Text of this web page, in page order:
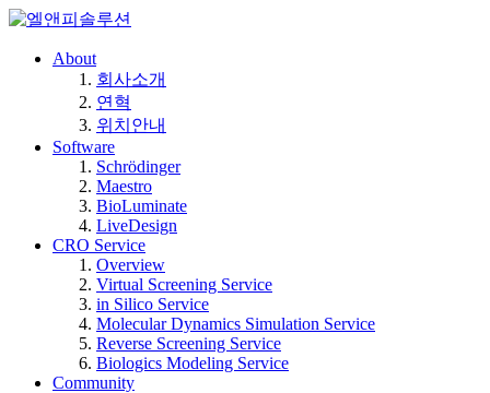
About
회사소개
연혁
위치안내
Software
Schrödinger
Maestro
BioLuminate
LiveDesign
CRO Service
Overview
Virtual Screening Service
in Silico Service
Molecular Dynamics Simulation Service
Reverse Screening Service
Biologics Modeling Service
Community